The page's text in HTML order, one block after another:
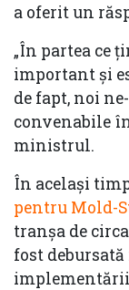
a oferit un
„În partea ce
important și
de fapt, noi
convenabile
ministrul.
În acelaşi
pentru Mold-
tranşa de
fost